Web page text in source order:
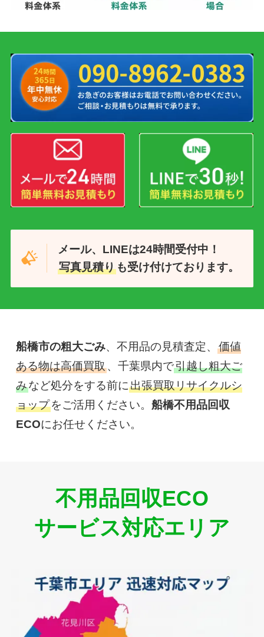
メール、LINEは24時間受付中！
写真見積りも受け付けております。
船橋市の粗大ごみ、不用品の見積査定、価値
ある物は高価買取、千葉県内で引越し粗大ご
みなど処分をする前に出張買取リサイクルシ
ョップをご活用ください。船橋不用品回収
ECOにお任せください。
不用品回収ECO
サービス対応エリア